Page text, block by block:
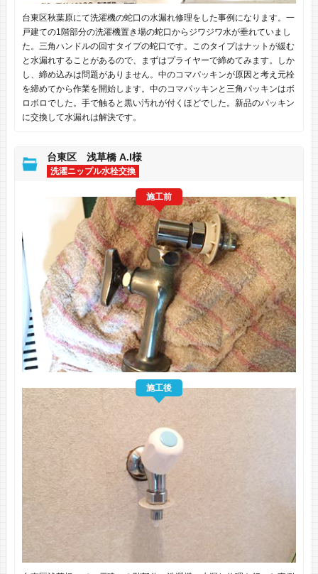
台東区秋葉原にて洗濯機の蛇口の水漏れ修理をした事例になります。一
戸建ての1階部分の洗濯機置き場の蛇口からジワジワ水が垂れていまし
た。三角ハンドルの回すタイプの蛇口です。このタイプはナットが緩む
と水漏れすることがあるので、まずはプライヤーで締めてみます。しか
し、締め込みは問題がありません。中のコマパッキンが原因と考え元栓
を締めてから作業を開始します。中のコマパッキンと三角パッキンはボ
ロボロでした。手で触ると黒い汚れが付くほどでした。新品のパッキン
に交換して水漏れは解決です。
台東区 浅草橋 A.I様
洗濯ニップル水栓交換
施工前
施工後